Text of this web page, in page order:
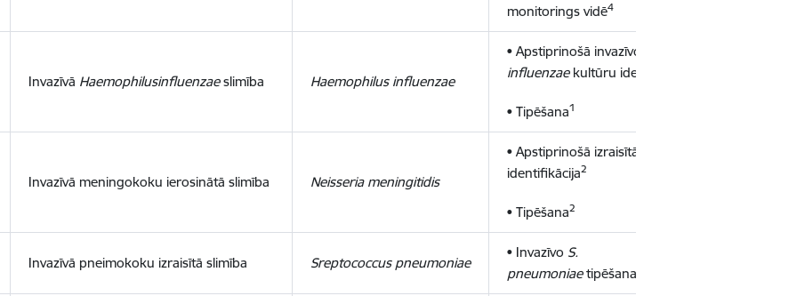
monitorings vidē4
Invazīvā Haemophilusinfluenzaeslimība Haemophilus influenzae
• Apstiprinošā invazīvo
influenzaekultūru identifikācija
• Tipēšana1
Invazīvā meningokoku ierosinātā slimība Neisseria meningitidis
• Apstiprinošā izraisītāja kultūru
identifikācija2
• Tipēšana2
Invazīvā pneimokoku izraisītā slimība Sreptococcus pneumoniae
• Invazīvo S.
pneumoniaetipēšana